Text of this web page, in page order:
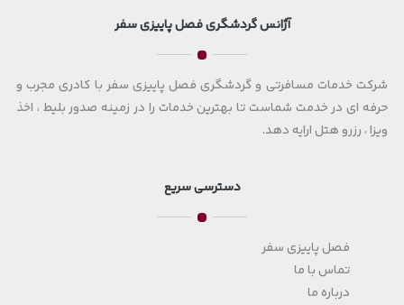
آژانس گردشگری فصل پاییزی سفر
شرکت خدمات مسافرتی و گردشگری فصل پاییزی سفر با کادری مجرب و
حرفه ای در خدمت شماست تا بهترین خدمات را در زمینه صدور بلیط ، اخذ
ویزا ، رزرو هتل ارایه دهد.
دسترسی سریع
فصل پاییزی سفر
تماس با ما
درباره ما